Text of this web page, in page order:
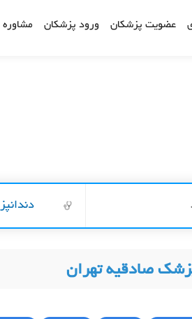
عضویت پزشکان ورود پزشکان
صادقیه تهران